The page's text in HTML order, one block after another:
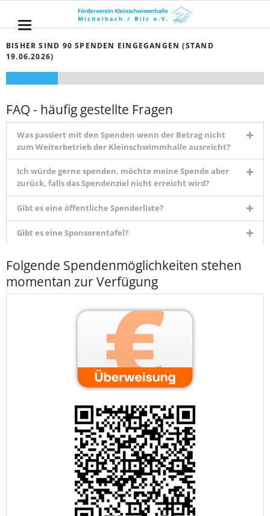
BISHER SIND 90 SPENDEN EINGEGANGEN (STAND
19.06.2026)
FAQ - häufig gestellte Fragen
Was passiert mit den Spenden wenn der Betrag nicht
zum Weiterbetrieb der Kleinschwimmhalle ausreicht?
Ich würde gerne spenden, möchte meine Spende aber
zurück, falls das Spendenziel nicht erreicht wird?
Gibt es eine öffentliche Spenderliste?
Gibt es eine Sponsorentafel?
Folgende Spendenmöglichkeiten stehen
momentan zur Verfügung